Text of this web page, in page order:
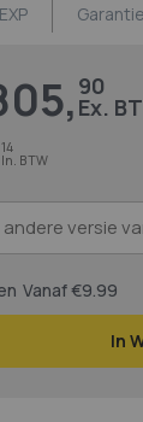
90
14
Vanaf €9.99
In